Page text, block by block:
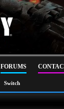
FORUMS
Switch